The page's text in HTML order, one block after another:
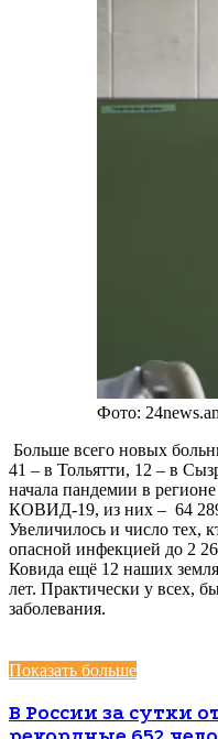
Фото:
Больше всего новых
41 – в Тольятти, 12 – в
начала пандемии в
КОВИД-19, из них – 64 289
Увеличилось и число тех,
опасной инфекцией до 2
Ковида ещё 12 наших
лет. Практически у всех,
заболевания.
Показать больше
В России за сутки